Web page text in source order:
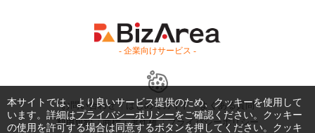
- 企業向けサービス -
お問い合わせ はじめてガイド
よくある質問
利用規約
商標・著作権 プライバシーポリシー
本サイトでは、より良いサービス提供のため、クッキーを使用して
います。詳細はプライバシーポリシーをご確認ください。クッキー
の使用を許可する場合は同意するボタンを押してください。クッキ